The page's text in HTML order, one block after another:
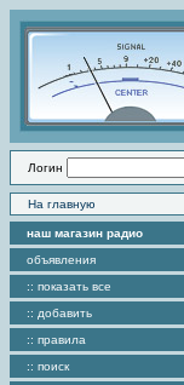
Логин
На главную
наш магазин радио
объявления
:: показать все
:: добавить
:: правила
:: поиск